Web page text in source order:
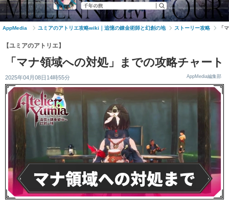
AppMedia ユミアのアトリエ攻略wiki｜追憶の錬金術師と幻創の地 ストーリー攻略 「
【ユミアのアトリエ】
「マナ領域への対処」までの攻略チャート
2025年04月08日14時55分 AppMedia編集部